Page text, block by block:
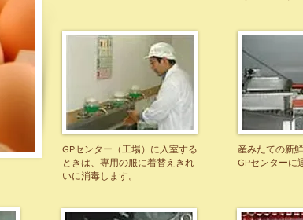
GPセンター（工場）に入室する
ときは、専用の服に着替えきれ
いに消毒します。
産みたての新
GPセンターに